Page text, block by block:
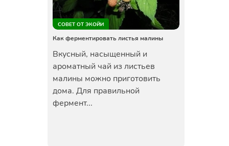
СОВЕТ ОТ ЭКОЙИ
Как ферментировать листья малины
Вкусный, насыщенный и
ароматный чай из листьев
малины можно приготовить
дома. Для правильной
фермент...